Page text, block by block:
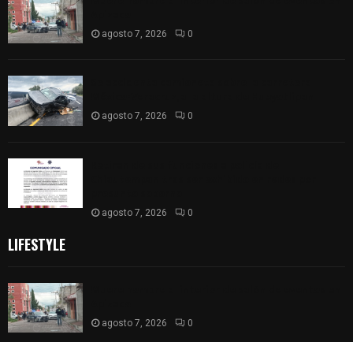
agosto 7, 2026 0
agosto 7, 2026 0
agosto 7, 2026 0
LIFESTYLE
agosto 7, 2026 0